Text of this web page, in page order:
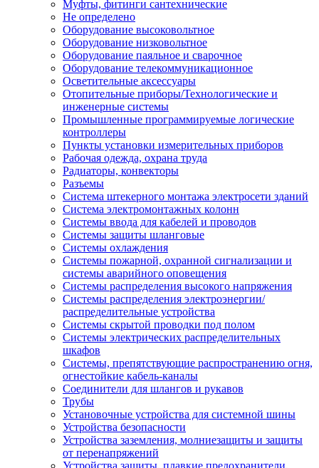
Муфты, фитинги сантехнические
Не определено
Оборудование высоковольтное
Оборудование низковольтное
Оборудование паяльное и сварочное
Оборудование телекоммуникационное
Осветительные аксессуары
Отопительные приборы/Технологические и
инженерные системы
Промышленные программируемые логические
контроллеры
Пункты установки измерительных приборов
Рабочая одежда, охрана труда
Радиаторы, конвекторы
Разъемы
Система штекерного монтажа электросети зданий
Система электромонтажных колонн
Системы ввода для кабелей и проводов
Системы защиты шланговые
Системы охлаждения
Системы пожарной, охранной сигнализации и
системы аварийного оповещения
Системы распределения высокого напряжения
Системы распределения электроэнергии/
распределительные устройства
Системы скрытой проводки под полом
Системы электрических распределительных
шкафов
Системы, препятствующие распространению огня,
огнестойкие кабель-каналы
Соединители для шлангов и рукавов
Трубы
Установочные устройства для системной шины
Устройства безопасности
Устройства заземления, молниезащиты и защиты
от перенапряжений
Устройства защиты, плавкие предохранители,